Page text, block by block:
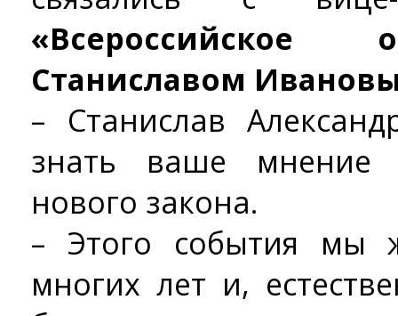
«Всероссийское
Станиславом
– Станислав
знать ваше мнение
нового закона.
– Этого события мы
многих лет и,